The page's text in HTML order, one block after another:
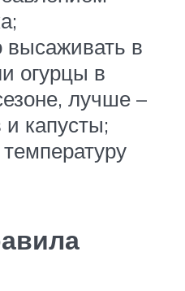
высаживать в
огурцы в
лучше –
капусты;